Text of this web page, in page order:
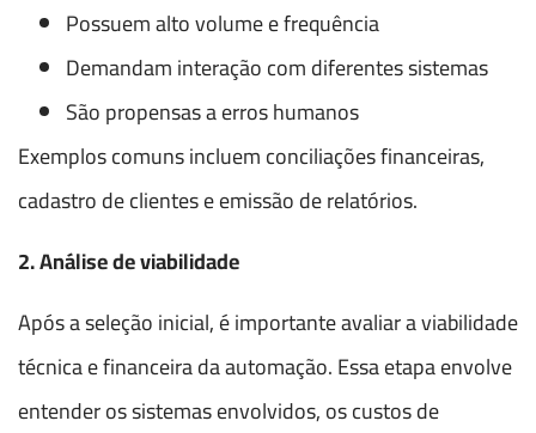
Possuem alto volume e frequência
Demandam interação com diferentes sistemas
São propensas a erros humanos
Exemplos comuns incluem conciliações financeiras,
cadastro de clientes e emissão de relatórios.
2. Análise de viabilidade
Após a seleção inicial, é importante avaliar a viabilidade
técnica e financeira da automação. Essa etapa envolve
entender os sistemas envolvidos, os custos de